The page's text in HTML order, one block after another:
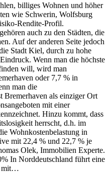
billiges Wohnen und höher
wie Schwerin, Wolfsburg
Rendite-Profil.
auch zu den Städten, die
Auf der anderen Seite jedoch
Stadt Kiel, durch zu hohe
Wenn man die höchste
will, wird man
oder 7,7 % in
man die
Bremerhaven als einziger Ort
mit einer
Hinzu kommt, dass
herrscht, d.h. im
Wohnkostenbelastung in
mit 22,4 % und 22,7 % je
Olek, Immobilien Experte.
In Norddeutschland führt eine
mit…